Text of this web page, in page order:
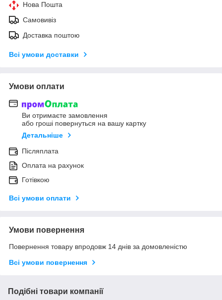
Нова Пошта
Самовивіз
Доставка поштою
Всі умови доставки
Умови оплати
Ви отримаєте замовлення
або гроші повернуться на вашу картку
Детальніше
Післяплата
Оплата на рахунок
Готівкою
Всі умови оплати
Умови повернення
Повернення товару впродовж 14 днів за домовленістю
Всі умови повернення
Подібні товари компанії